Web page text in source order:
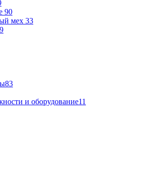
90
мех 33
83
и оборудование11